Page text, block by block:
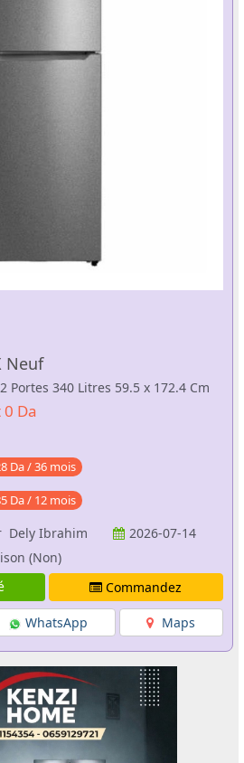
Neuf
Portes 340 Litres 59.5 x 172.4 Cm
Da
Da / 36 mois
Da / 12 mois
Dely Ibrahim
2026-07-14
(Non)
Commandez
WhatsApp Maps